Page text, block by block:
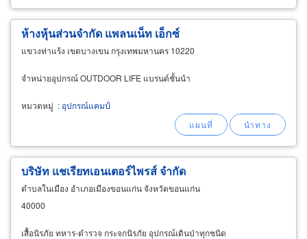
ห้างหุ้นส่วนจำกัด แพลนเน็ท เอ็กซ์
แขวงท่าแร้ง เขตบางเขน กรุงเทพมหานคร 10220
จำหน่ายอุปกรณ์ OUTDOOR LIFE แบรนด์ชั้นนำ
หมวดหมู่ : อุปกรณ์แคมป์
บริษัท แชเรียทเอนเตอร์ไพรส์ จำกัด
ตำบลในเมือง อำเภอเมืองขอนแก่น จังหวัดขอนแก่น
40000
เสื้อนิรภัย ทหาร-ตำรวจ กระจกนิรภัย อุปกรณ์เดินป่าทุกชนิด